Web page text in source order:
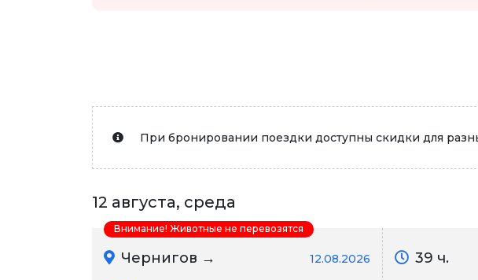
При бронировании поездки доступны скидки для
12 августа, среда
Чернигов → 12.08.2026 39 ч.
Внимание! Животные не перевозятся